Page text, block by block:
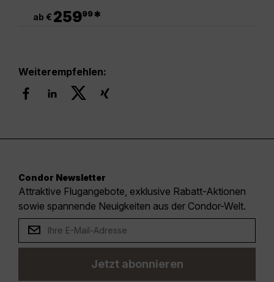
ab € 25999*
Weiterempfehlen:
Condor Newsletter
Attraktive Flugangebote, exklusive Rabatt-Aktionen
sowie spannende Neuigkeiten aus der Condor-Welt.
Jetzt abonnieren